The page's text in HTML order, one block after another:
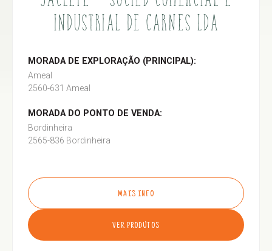
INDUSTRIAL DE CARNES LDA
MORADA DE EXPLORAÇÃO (PRINCIPAL):
Ameal
2560-631 Ameal
MORADA DO PONTO DE VENDA:
Bordinheira
2565-836 Bordinheira
MAIS INFO
VER PRODUTOS